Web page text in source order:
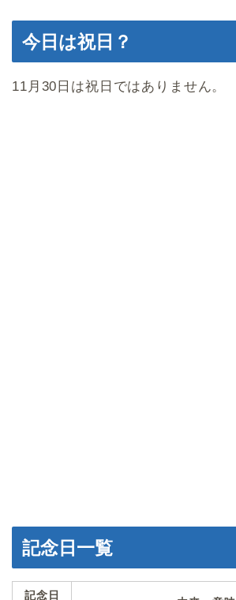
今日は祝日？
11月30日は祝日ではありません。
記念日一覧
記念日